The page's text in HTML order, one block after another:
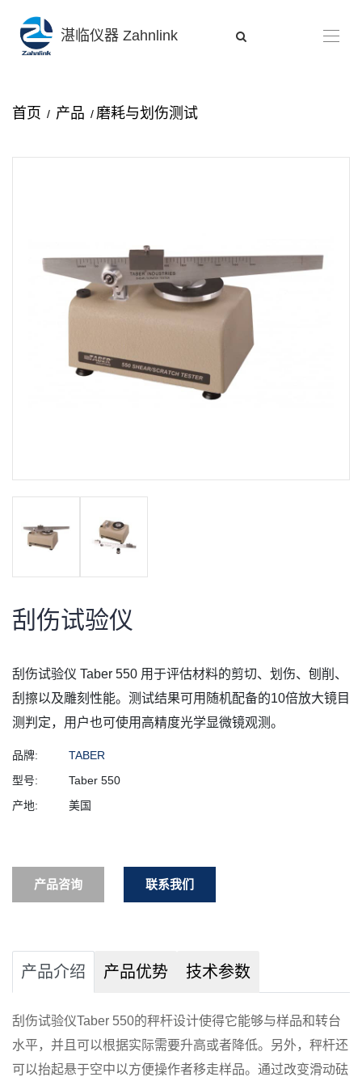
湛临仪器 Zahnlink
首页 产品 磨耗与划伤测试
刮伤试验仪
刮伤试验仪 Taber 550 用于评估材料的剪切、划伤、刨削、
刮擦以及雕刻性能。测试结果可用随机配备的10倍放大镜目
测判定，用户也可使用高精度光学显微镜观测。
品牌:
TABER
型号:
Taber 550
产地:
美国
产品咨询 联系我们
产品介绍 产品优势 技术参数
刮伤试验仪Taber 550的秤杆设计使得它能够与样品和转台
水平，并且可以根据实际需要升高或者降低。另外，秤杆还
可以抬起悬于空中以方便操作者移走样品。通过改变滑动砝